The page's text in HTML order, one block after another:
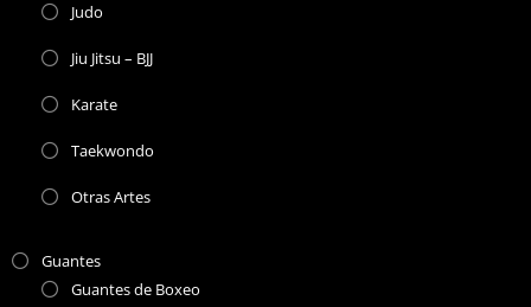
Judo
Jiu Jitsu – BJJ
Karate
Taekwondo
Otras Artes
Guantes
Guantes de Boxeo